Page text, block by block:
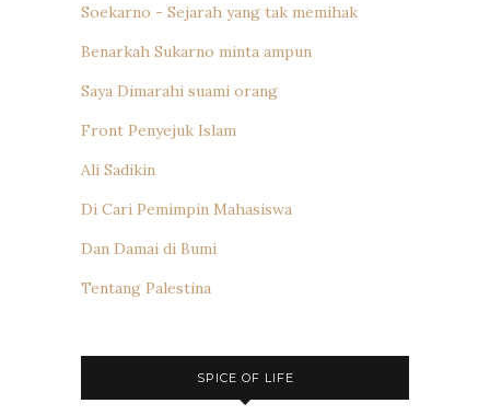
Soekarno - Sejarah yang tak memihak
Benarkah Sukarno minta ampun
Saya Dimarahi suami orang
Front Penyejuk Islam
Ali Sadikin
Di Cari Pemimpin Mahasiswa
Dan Damai di Bumi
Tentang Palestina
SPICE OF LIFE